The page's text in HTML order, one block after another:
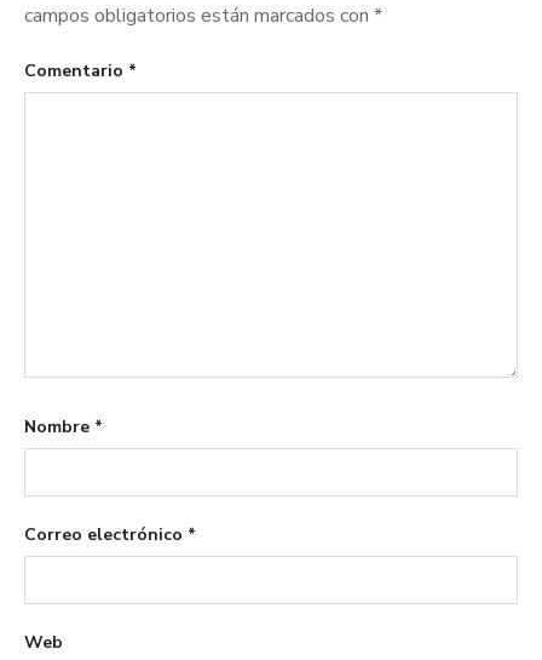
campos obligatorios están marcados con *
Comentario *
Nombre *
Correo electrónico *
Web